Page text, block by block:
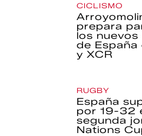
CICLISMO
prepara
los nuevos
de España
y XCR
RUGBY
España
por 19-32
segunda
Nations